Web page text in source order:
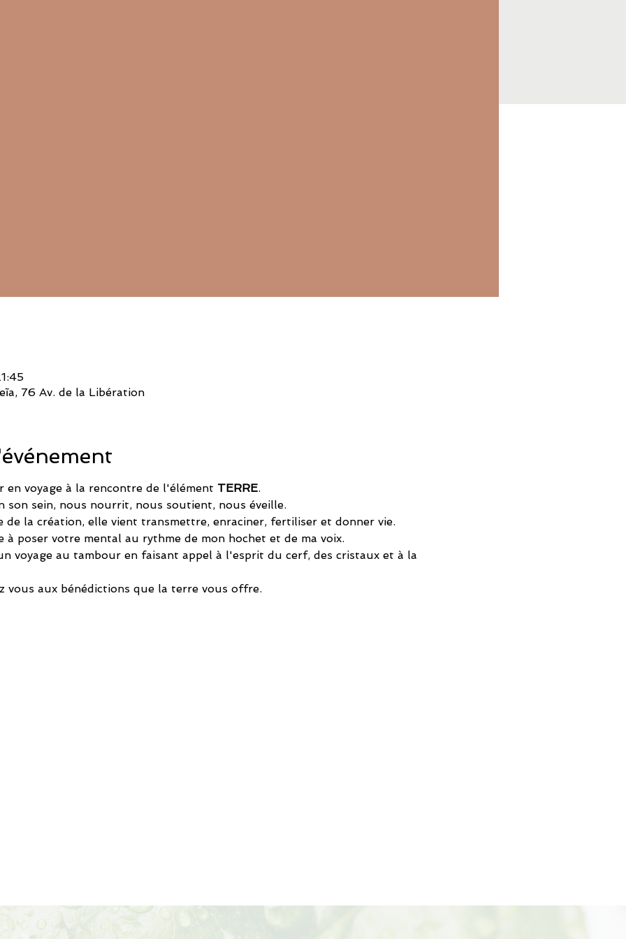
76 Av. de la Libération
en voyage à la rencontre de l'élément TERRE.
son sein, nous nourrit, nous soutient, nous éveille.
de la création, elle vient transmettre, enraciner, fertiliser et donner vie.
poser votre mental au rythme de mon hochet et de ma voix.
voyage au tambour en faisant appel à l'esprit du cerf, des cristaux et à la
vous aux bénédictions que la terre vous offre.